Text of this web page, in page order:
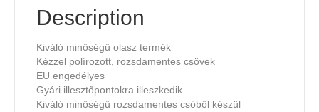
Description
Kiváló minőségű olasz termék
Kézzel polírozott, rozsdamentes csövek
EU engedélyes
Gyári illesztőpontokra illeszkedik
Kiváló minőségű rozsdamentes csőből készül